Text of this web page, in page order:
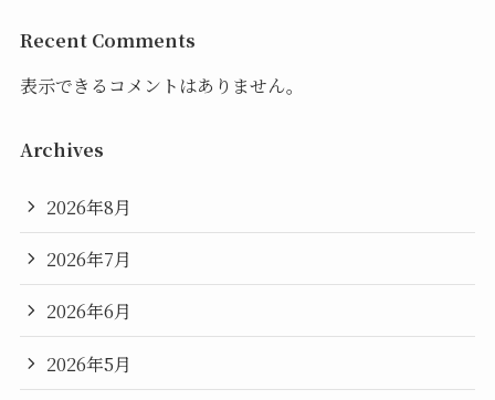
Recent Comments
表示できるコメントはありません。
Archives
2026年8月
2026年7月
2026年6月
2026年5月